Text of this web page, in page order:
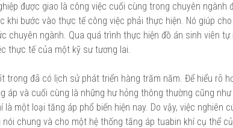
được giao là công việc cuối cùng trong chuyên
khi bước vào thực tế công việc phải thực hiện. Nó giúp
chuyên ngành. Qua quá trình thực hiện đồ án sinh viên
thực tế của một kỹ sư tương lai.
trong đã có lịch sử phát triển hàng trăm năm. Để hiểu rõ
áp và cuối cùng là những hư hỏng thông thường cũng
là một loại tăng áp phổ biến hiện nay. Do vậy, việc nghiên
chung và cho một hệ thống tăng áp tuabin khí cụ thể